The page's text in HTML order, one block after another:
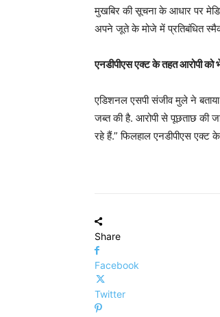
मुखबिर की सूचना के आधार पर
अपने जूते के मोजे में प्रतिबंधित
एनडीपीएस एक्ट के तहत आरोपी
एडिशनल एसपी संजीव मुले ने
जब्त की है. आरोपी से पूछताछ की
रहे हैं.” फिलहाल एनडीपीएस एक्ट
Share
Facebook
Twitter